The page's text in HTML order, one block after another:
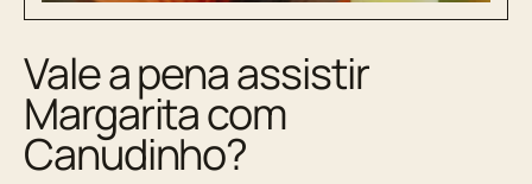
Vale a pena assistir
Margarita com
Canudinho?